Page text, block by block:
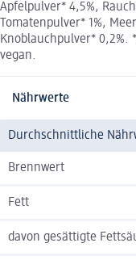
Apfelpulver* 4,5%,
Tomatenpulver* 1%,
Knoblauchpulver* 0,2%.
vegan.
Nährwerte
Durchschnittliche
Brennwert
Fett
davon gesättigte